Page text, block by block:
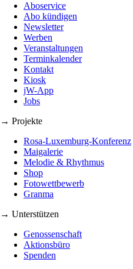
Aboservice
Abo kündigen
Newsletter
Werben
Veranstaltungen
Terminkalender
Kontakt
Kiosk
jW-App
Jobs
→ Projekte
Rosa-Luxemburg-Konferenz
Maigalerie
Melodie & Rhythmus
Shop
Fotowettbewerb
Granma
→ Unterstützen
Genossenschaft
Aktionsbüro
Spenden